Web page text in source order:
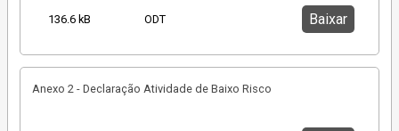
136.6 kB ODT Baixar
Anexo 2 - Declaração Atividade de Baixo Risco